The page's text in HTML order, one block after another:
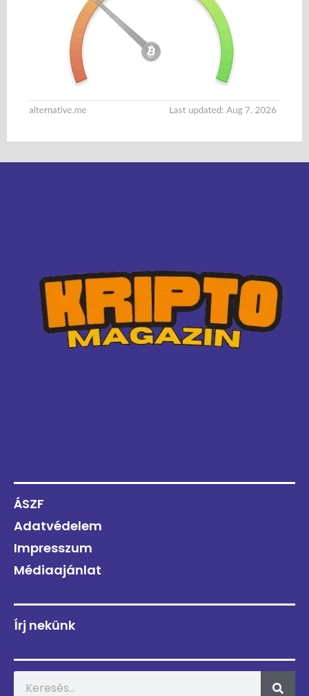
ÁSZF
Adatvédelem
Impresszum
Médiaajánlat
Írj nekünk